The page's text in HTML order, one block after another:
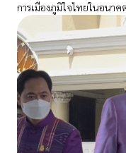
การเมืองภูมิใจไทยในอนาค
ค่อยว่ากัน